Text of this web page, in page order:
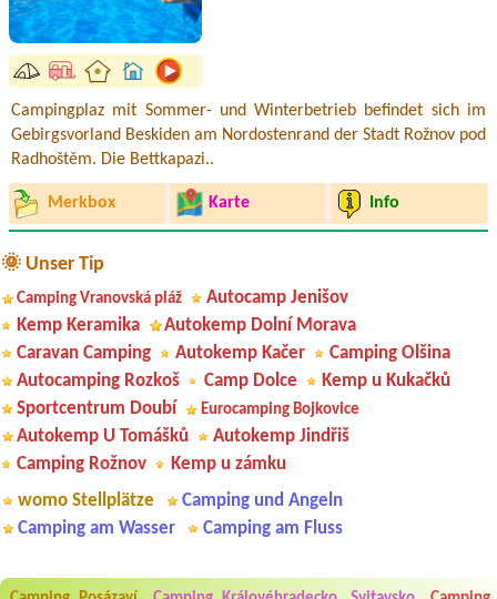
Campingplaz mit Sommer- und Winterbetrieb befindet sich im
Gebirgsvorland Beskiden am Nordostenrand der Stadt Rožnov pod
Radhoštěm. Die Bettkapazi..
Merkbox Karte Info
🌞 Unser Tip
Camping Vranovská pláž
Autocamp Jenišov
Kemp Keramika
Autokemp Dolní Morava
Caravan Camping
Autokemp Kačer
Camping Olšina
Autocamping Rozkoš
Camp Dolce
Kemp u Kukačků
Sportcentrum Doubí
Eurocamping Bojkovice
Autokemp U Tomášků
Autokemp Jindřiš
Camping Rožnov
Kemp u zámku
womo Stellplätze
Camping und Angeln
Camping am Wasser
Camping am Fluss
Aneta Melicharová***